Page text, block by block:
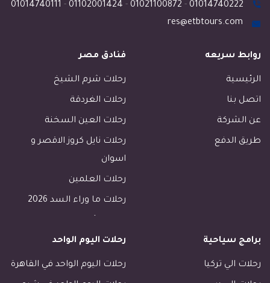
01014740222
-
01021100872
-
01102001424
-
01014740111
res@etbtours.com
روابط سريعه
الرئيسية
اتصل بنا
عن الشركة
طريق الدفع
فنادق مصر
رحلات شرم الشيخ
رحلات الغردقة
رحلات العين السخنة
رحلات نايل كروز الاقصر و
اسوان
رحلات العلمين
رحلات ما وراء السد 2026
رحلات طابا
رحلات دهب
برامج سياحية
رحلات الي تركيا
رحلات اليوم الواحد
رحلات اليوم الواحد في القاهرة